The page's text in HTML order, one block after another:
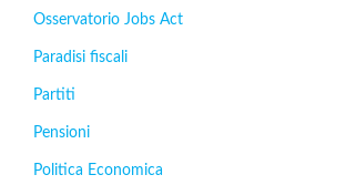
Osservatorio Jobs Act
Paradisi fiscali
Partiti
Pensioni
Politica Economica